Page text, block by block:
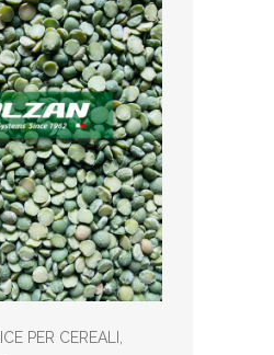
PER CEREALI,